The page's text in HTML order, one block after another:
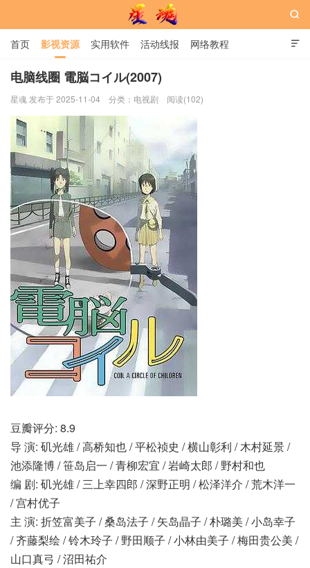

首页 影视资源 实用软件 活动线报 网络教程
用户中心 书籍 娱乐

电脑线圈 電脳コイル(2007)
星魂 发布于 2025-11-04 分类： 电视剧 阅读(102)
豆瓣评分: 8.9
导 演: 矶光雄 / 高桥知也 / 平松祯史 / 横山彰利 / 木村延景 /
池添隆博 / 笹岛启一 / 青柳宏宜 / 岩崎太郎 / 野村和也
编 剧: 矶光雄 / 三上幸四郎 / 深野正明 / 松泽洋介 / 荒木洋一
/ 宫村优子
主 演: 折笠富美子 / 桑岛法子 / 矢岛晶子 / 朴璐美 / 小岛幸子
/ 齐藤梨绘 / 铃木玲子 / 野田顺子 / 小林由美子 / 梅田贵公美 /
山口真弓 / 沼田祐介